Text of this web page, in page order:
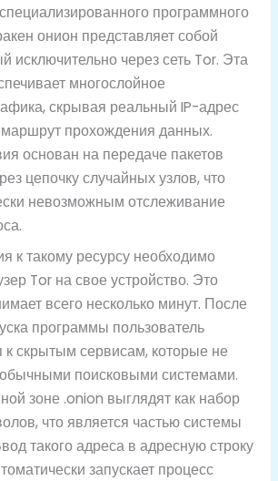
программного
онион представляет собой
исключительно через сеть Tor. Эта
многослойное
скрывая реальный IP-адрес
маршрут прохождения данных.
основан на передаче пакетов
цепочку случайных узлов, что
невозможным отслеживание
к такому ресурсу необходимо
Tor на свое устройство. Это
всего несколько минут. После
программы пользователь
к скрытым сервисам, которые не
поисковыми системами.
зоне .onion выглядят как набор
что является частью системы
такого адреса в адресную строку
запускает процесс